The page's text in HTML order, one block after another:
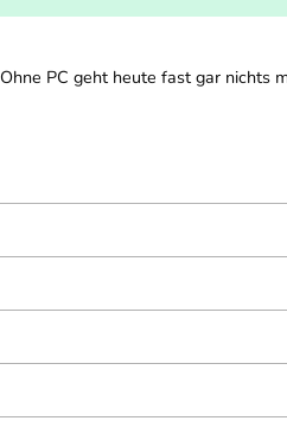
PC geht heute fast gar nichts